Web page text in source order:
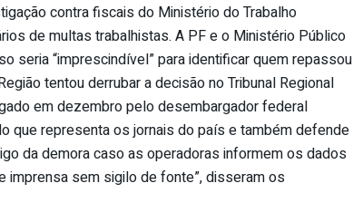
contra fiscais do Ministério do Trabalho
de multas trabalhistas. A PF e o Ministério Público
seria “imprescindível” para identificar quem repassou
tentou derrubar a decisão no Tribunal Regional
em dezembro pelo desembargador federal
que representa os jornais do país e também defende
da demora caso as operadoras informem os dados
imprensa sem sigilo de fonte”, disseram os